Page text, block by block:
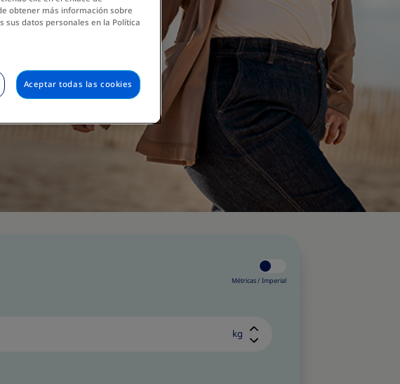
Métricas / Imperial
kg
obtener más información sobre
sus datos personales en la Política
Aceptar todas las cookies